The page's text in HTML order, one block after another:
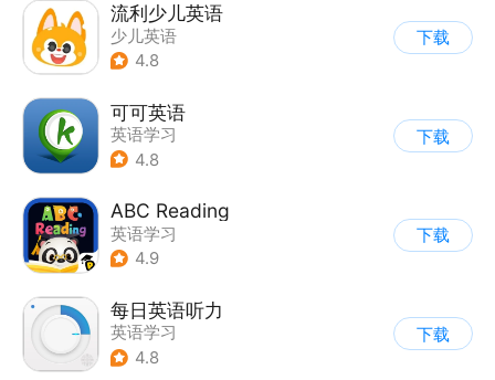
流利少儿英语
少儿英语
4.8
下载
可可英语
英语学习
4.8
下载
ABC Reading
英语学习
4.9
下载
每日英语听力
英语学习
4.8
下载